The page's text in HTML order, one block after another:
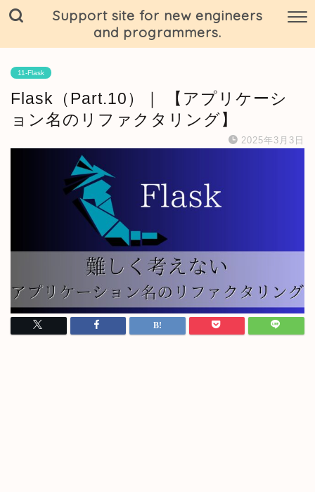
Support site for new engineers
and programmers.
11-Flask
Flask（Part.10）｜ 【アプリケーシ
ョン名のリファクタリング】
2025年3月3日